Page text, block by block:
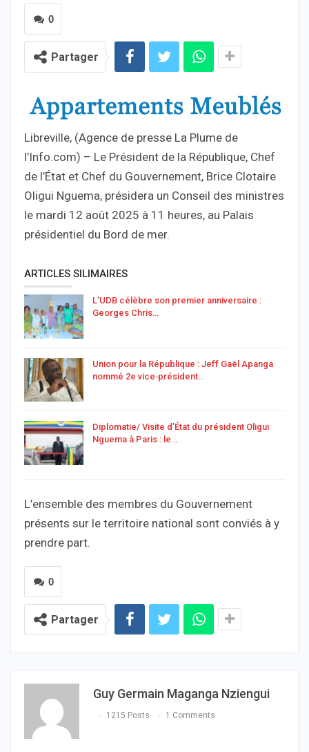
0
Partager
Libreville, (Agence de presse La Plume de
l’Info.com) – Le Président de la République, Chef
de l’État et Chef du Gouvernement, Brice Clotaire
Oligui Nguema, présidera un Conseil des ministres
le mardi 12 août 2025 à 11 heures, au Palais
présidentiel du Bord de mer.
ARTICLES SILIMAIRES
L’UDB célèbre son premier anniversaire :
Georges Chris…
Union pour la République : Jeff Gaël Apanga
nommé 2e vice‑président…
Diplomatie/ Visite d’État du président Oligui
Nguema à Paris : le…
L’ensemble des membres du Gouvernement
présents sur le territoire national sont conviés à y
prendre part.
0
Partager
Guy Germain Maganga Nziengui
1215 Posts 1 Comments